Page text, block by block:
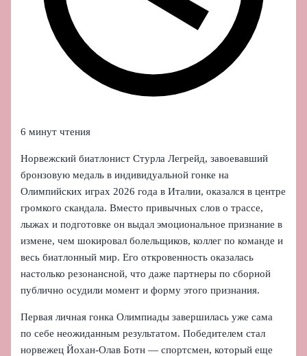
6 минут чтения
Норвежский биатлонист Стурла Легрейд, завоевавший
бронзовую медаль в индивидуальной гонке на
Олимпийских играх 2026 года в Италии, оказался в центре
громкого скандала. Вместо привычных слов о трассе,
лыжах и подготовке он выдал эмоциональное признание в
измене, чем шокировал болельщиков, коллег по команде и
весь биатлонный мир. Его откровенность оказалась
настолько резонансной, что даже партнеры по сборной
публично осудили момент и форму этого признания.
Первая личная гонка Олимпиады завершилась уже сама
по себе неожиданным результатом. Победителем стал
норвежец Йохан-Олав Ботн — спортсмен, который еще